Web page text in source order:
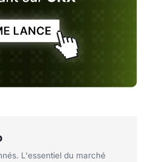
L'essentiel du marché